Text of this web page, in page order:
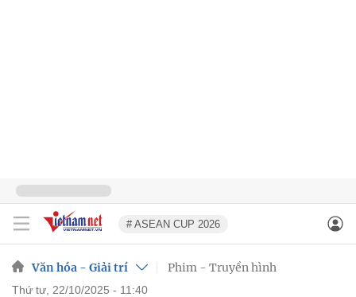
# ASEAN CUP 2026
Văn hóa - Giải trí Phim - Truyền hình
thứ tư, 22/10/2025 - 11:40